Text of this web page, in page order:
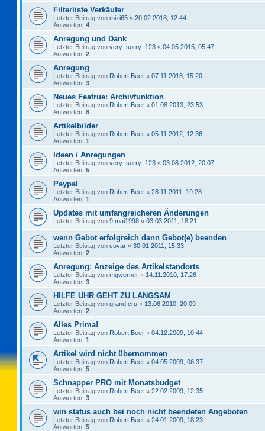
Filterliste Verkäufer
Letzter Beitrag von mizi65 « 20.02.2018, 12:44
Antworten: 4
Anregung und Dank
Letzter Beitrag von very_sorry_123 « 04.05.2015, 05:47
Antworten: 2
Anregung
Letzter Beitrag von Robert Beer « 07.11.2013, 15:20
Antworten: 3
Neues Featrue: Archivfunktion
Letzter Beitrag von Robert Beer « 01.08.2013, 23:53
Antworten: 8
Artikelbilder
Letzter Beitrag von Robert Beer « 05.11.2012, 12:36
Antworten: 1
Ideen / Anregungen
Letzter Beitrag von very_sorry_123 « 03.08.2012, 20:07
Antworten: 5
Paypal
Letzter Beitrag von Robert Beer « 28.11.2011, 19:28
Antworten: 1
Updates mit umfangreicheren Änderungen
Letzter Beitrag von 9.mai1998 « 03.03.2011, 18:21
wenn Gebot erfolgreich dann Gebot(e) beenden
Letzter Beitrag von covar « 30.01.2011, 15:33
Antworten: 2
Anregung: Anzeige des Artikelstandorts
Letzter Beitrag von mgwerner « 14.11.2010, 17:26
Antworten: 3
HILFE UHR GEHT ZU LANGSAM
Letzter Beitrag von grand.cru « 13.06.2010, 20:09
Antworten: 2
Alles Prima!
Letzter Beitrag von Robert Beer « 04.12.2009, 10:44
Antworten: 1
Artikel wird nicht übernommen
Letzter Beitrag von Robert Beer « 04.05.2009, 06:37
Antworten: 5
Schnapper PRO mit Monatsbudget
Letzter Beitrag von Robert Beer « 22.02.2009, 12:35
Antworten: 3
win status auch bei noch nicht beendeten Angeboten
Letzter Beitrag von Robert Beer « 24.01.2009, 18:23
Antworten: 5